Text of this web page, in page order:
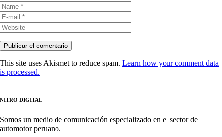
This site uses Akismet to reduce spam. Learn how your comment data
is processed.
NITRO DIGITAL
Somos un medio de comunicación especializado en el sector de
automotor peruano.